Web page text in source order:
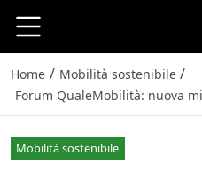
Home / Mobilità sostenibile /
Forum QualeMobilità: nuova
Mobilità sostenibile